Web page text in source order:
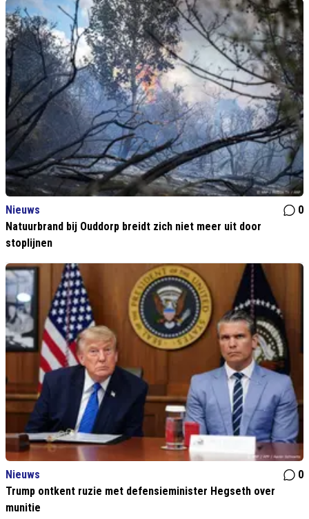
Nieuws
0
Natuurbrand bij Ouddorp breidt zich niet meer uit door
stoplijnen
Nieuws
0
Trump ontkent ruzie met defensieminister Hegseth over
munitie